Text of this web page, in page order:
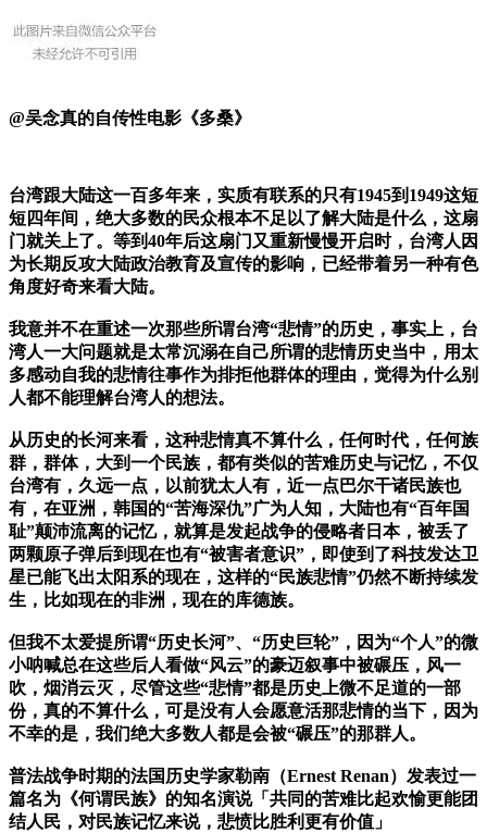
@吴念真的自传性电影《多桑》
台湾跟大陆这一百多年来，实质有联系的只有1945到1949这短
短四年间，绝大多数的民众根本不足以了解大陆是什么，这扇
门就关上了。等到40年后这扇门又重新慢慢开启时，台湾人因
为长期反攻大陆政治教育及宣传的影响，已经带着另一种有色
角度好奇来看大陆。
我意并不在重述一次那些所谓台湾“悲情”的历史，事实上，台
湾人一大问题就是太常沉溺在自己所谓的悲情历史当中，用太
多感动自我的悲情往事作为排拒他群体的理由，觉得为什么别
人都不能理解台湾人的想法。
从历史的长河来看，这种悲情真不算什么，任何时代，任何族
群，群体，大到一个民族，都有类似的苦难历史与记忆，不仅
台湾有，久远一点，以前犹太人有，近一点巴尔干诸民族也
有，在亚洲，韩国的“苦海深仇”广为人知，大陆也有“百年国
耻”颠沛流离的记忆，就算是发起战争的侵略者日本，被丢了
两颗原子弹后到现在也有“被害者意识”，即使到了科技发达卫
星已能飞出太阳系的现在，这样的“民族悲情”仍然不断持续发
生，比如现在的非洲，现在的库德族。
但我不太爱提所谓“历史长河”、“历史巨轮”，因为“个人”的微
小呐喊总在这些后人看做“风云”的豪迈叙事中被碾压，风一
吹，烟消云灭，尽管这些“悲情”都是历史上微不足道的一部
份，真的不算什么，可是没有人会愿意活那悲情的当下，因为
不幸的是，我们绝大多数人都是会被“碾压”的那群人。
普法战争时期的法国历史学家勒南（Ernest Renan）发表过一
篇名为《何谓民族》的知名演说「共同的苦难比起欢愉更能团
结人民，对民族记忆来说，悲愤比胜利更有价值」